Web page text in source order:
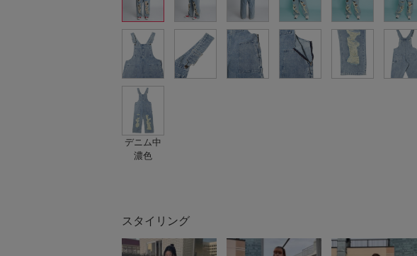
デニム中
濃色
スタイリング